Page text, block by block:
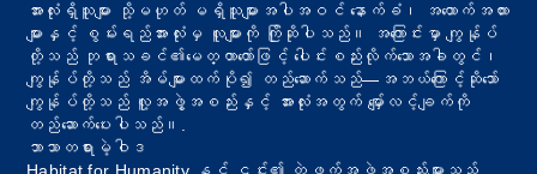
အားလုံးရှိသူများ သို့မဟုတ် မရှိသူများအပါအဝင် နောက်ခံ၊ အထောက်အထား
များနှင့် စွမ်းရည်အားလုံးမှ လူများကို ကြိုဆိုပါသည်။ အကြောင်းမှာ ကျွန်ုပ်
တို့သည် ဘုရားသခင်၏မေတ္တာတော်ဖြင့် ပေါင်းစည်းလိုက်သောအခါတွင်၊
ကျွန်ုပ်တို့သည် အိမ်များထက်ပို၍ တည်ဆောက်သည်—အဘယ်ကြောင့်ဆိုသော်
ကျွန်ုပ်တို့သည် လူ့အဖွဲ့အစည်းနှင့် အားလုံးအတွက် မျှော်လင့်ချက်ကို
တည်ဆောက်ပေးပါသည်။.
ဘာသာတရားမဲ့ဝါဒ